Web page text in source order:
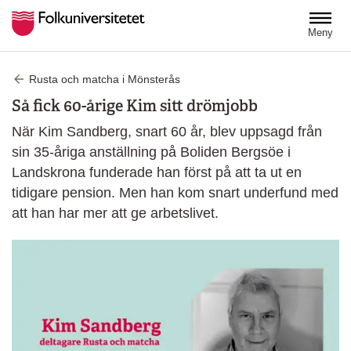
Meny
Rusta och matcha i Mönsterås
Så fick 60-årige Kim sitt drömjobb
När Kim Sandberg, snart 60 år, blev uppsagd från
sin 35-åriga anställning på Boliden Bergsöe i
Landskrona funderade han först på att ta ut en
tidigare pension. Men han kom snart underfund med
att han har mer att ge arbetslivet.